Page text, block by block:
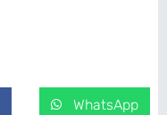
WhatsApp